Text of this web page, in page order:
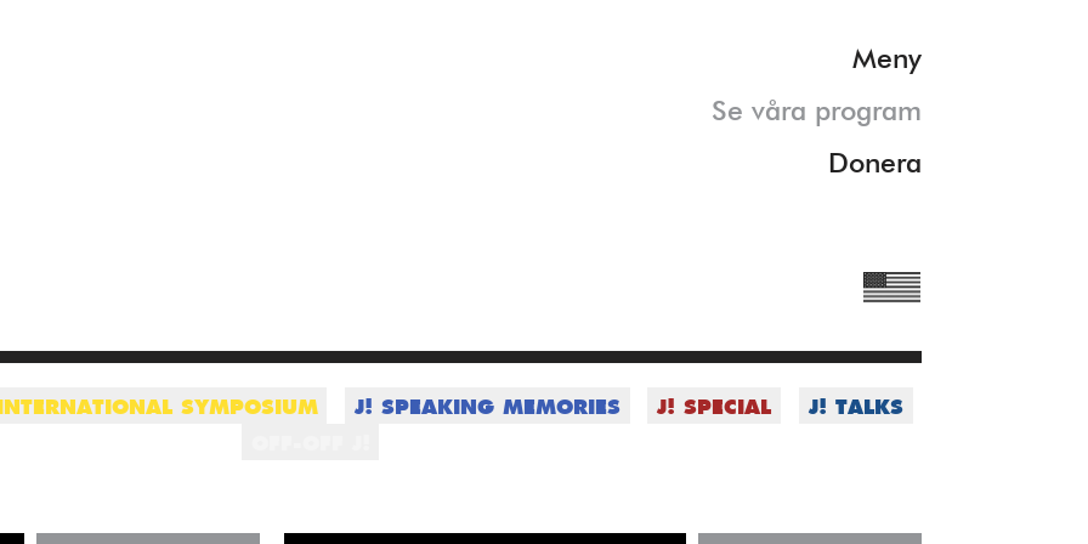
Meny
Se våra program
Donera
SYMPOSIUM J! SPEAKING MEMORIES J! SPECIAL J! TALKS